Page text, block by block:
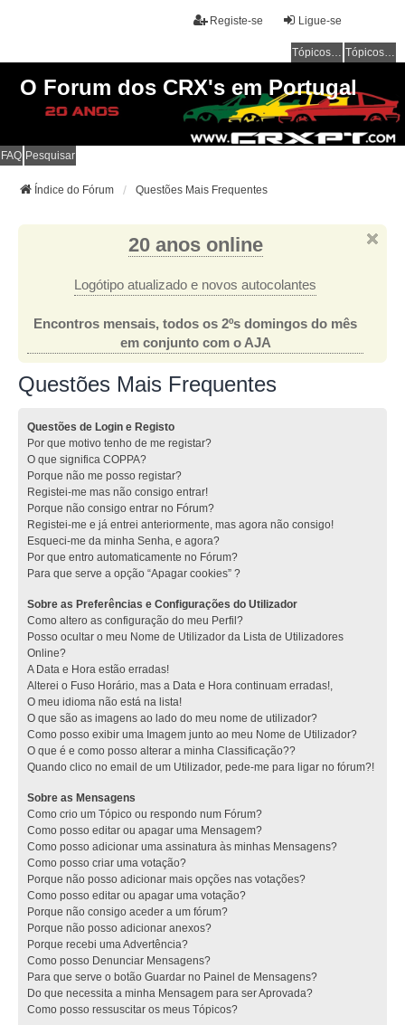
Ligue-se
Registe-se
Tópicos sem resposta Tópicos ativos
O Forum dos CRX's em Portugal
FAQ Pesquisar
Índice do Fórum Questões Mais Frequentes
20 anos online
Logótipo atualizado e novos autocolantes
Encontros mensais, todos os 2ºs domingos do mês
em conjunto com o AJA
Questões Mais Frequentes
Questões de Login e Registo
Por que motivo tenho de me registar?
O que significa COPPA?
Porque não me posso registar?
Registei-me mas não consigo entrar!
Porque não consigo entrar no Fórum?
Registei-me e já entrei anteriormente, mas agora não consigo!
Esqueci-me da minha Senha, e agora?
Por que entro automaticamente no Fórum?
Para que serve a opção “Apagar cookies” ?
Sobre as Preferências e Configurações do Utilizador
Como altero as configuração do meu Perfil?
Posso ocultar o meu Nome de Utilizador da Lista de Utilizadores
Online?
A Data e Hora estão erradas!
Alterei o Fuso Horário, mas a Data e Hora continuam erradas!,
O meu idioma não está na lista!
O que são as imagens ao lado do meu nome de utilizador?
Como posso exibir uma Imagem junto ao meu Nome de Utilizador?
O que é e como posso alterar a minha Classificação??
Quando clico no email de um Utilizador, pede-me para ligar no fórum?!
Sobre as Mensagens
Como crio um Tópico ou respondo num Fórum?
Como posso editar ou apagar uma Mensagem?
Como posso adicionar uma assinatura às minhas Mensagens?
Como posso criar uma votação?
Porque não posso adicionar mais opções nas votações?
Como posso editar ou apagar uma votação?
Porque não consigo aceder a um fórum?
Porque não posso adicionar anexos?
Porque recebi uma Advertência?
Como posso Denunciar Mensagens?
Para que serve o botão Guardar no Painel de Mensagens?
Do que necessita a minha Mensagem para ser Aprovada?
Como posso ressuscitar os meus Tópicos?